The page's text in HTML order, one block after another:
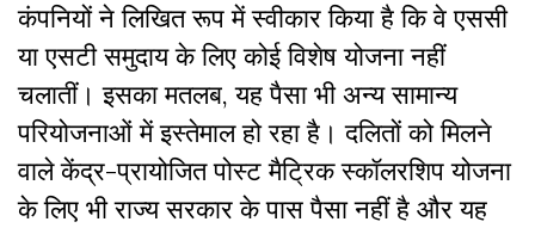
कंपनियों ने लिखित रूप में स्वीकार किया है कि वे एससी
या एसटी समुदाय के लिए कोई विशेष योजना नहीं
चलातीं। इसका मतलब, यह पैसा भी अन्य सामान्य
परियोजनाओं में इस्तेमाल हो रहा है। दलितों को मिलने
वाले केंद्र-प्रायोजित पोस्ट मैट्रिक स्कॉलरशिप योजना
के लिए भी राज्य सरकार के पास पैसा नहीं है और यह